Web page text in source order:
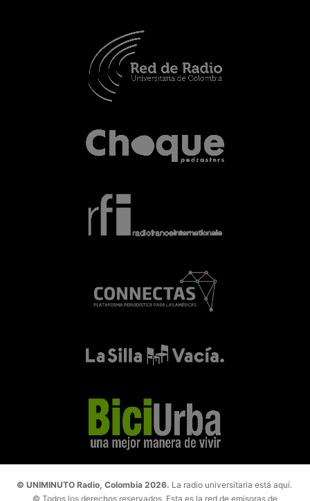
© UNIMINUTO Radio, Colombia 2026. La radio universitaria está aquí.
© Todos los derechos reservados. Esta es la red de emisoras de